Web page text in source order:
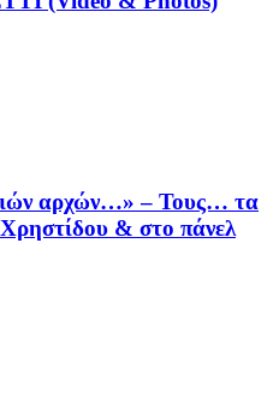
αρχών…» – Τους… τα
& στο πάνελ